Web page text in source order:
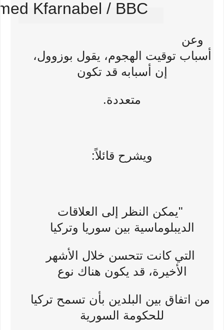
Kfarnabel / BBC
الانتباه
نهاية
وعن
أسباب توقيت الهجوم، يقول بوزوول،
إن أسبابه قد تكون
متعددة.
ويشرح قائلاً:
"يمكن النظر إلى العلاقات
الديبلوماسية بين سوريا وتركيا
التي كانت تتحسن خلال الأشهر
الأخيرة، قد يكون هناك نوع
من اتفاق بين البلدين بأن تسمح تركيا
للحكومة السورية